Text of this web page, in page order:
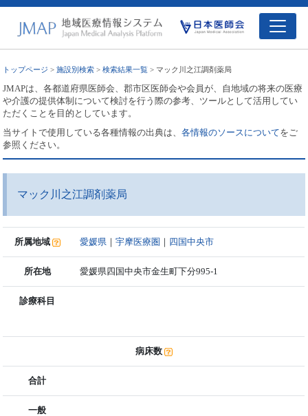
トップページ >施設別検索 >検索結果一覧 > マック川之江調剤薬局
JMAPは、各都道府県医師会、郡市区医師会や会員が、自地域の将来の医療
や介護の提供体制について検討を行う際の参考、ツールとして活用してい
ただくことを目的としています。
当サイトで使用している各種情報の出典は、各情報のソースについてをご
参照ください。
マック川之江調剤薬局
所属地域 愛媛県 ｜宇摩医療圏 ｜ 四国中央市
所在地 愛媛県四国中央市金生町下分995-1
診療科目
病床数
合計
一般